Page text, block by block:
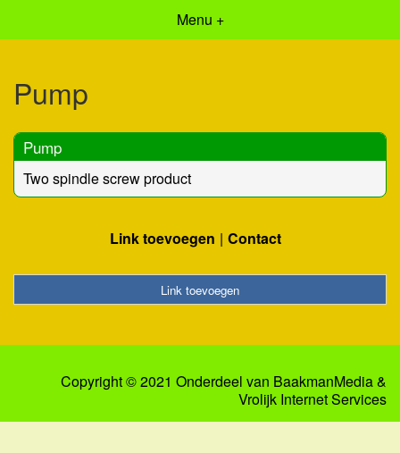
Menu +
Pump
Pump
Two spindle screw product
Link toevoegen Contact
Link toevoegen
Copyright © 2021 Onderdeel van BaakmanMedia&
Vrolijk Internet Services